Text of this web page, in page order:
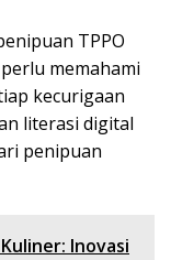
TPPO
memahami
kecurigaan
literasi digital
penipuan
Inovasi